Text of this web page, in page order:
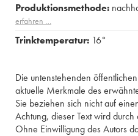
Produktionsmethode:
erfahren …
Trinktemperatur: 16°
Die untenstehenden
aktuelle Merkmale des
Sie beziehen sich nicht auf
Achtung, dieser Text wird
Ohne Einwilligung des Autors